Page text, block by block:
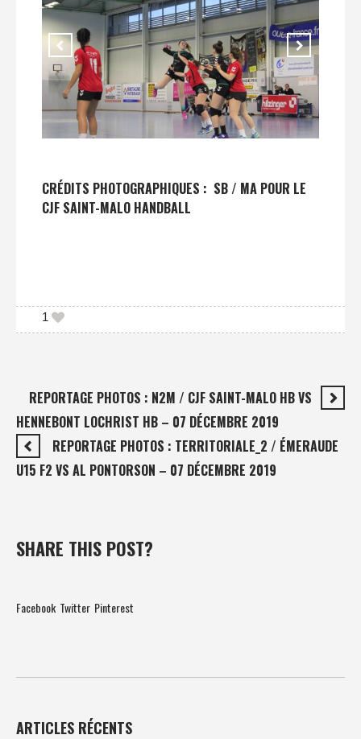
CRÉDITS PHOTOGRAPHIQUES : SB / MA POUR LE
CJF SAINT-MALO HANDBALL
1
REPORTAGE PHOTOS : N2M / CJF SAINT-MALO HB VS
HENNEBONT LOCHRIST HB – 07 DÉCEMBRE 2019
REPORTAGE PHOTOS : TERRITORIALE_2 / ÉMERAUDE
U15 F2 VS AL PONTORSON – 07 DÉCEMBRE 2019
SHARE THIS POST?
Facebook Twitter Pinterest
ARTICLES RÉCENTS